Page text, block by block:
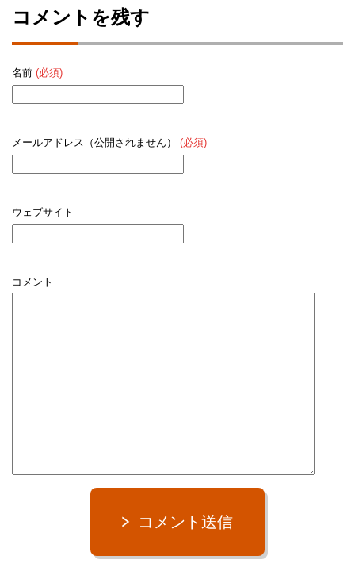
コメントを残す
名前 (必須)
メールアドレス（公開されません） (必須)
ウェブサイト
コメント
コメント送信